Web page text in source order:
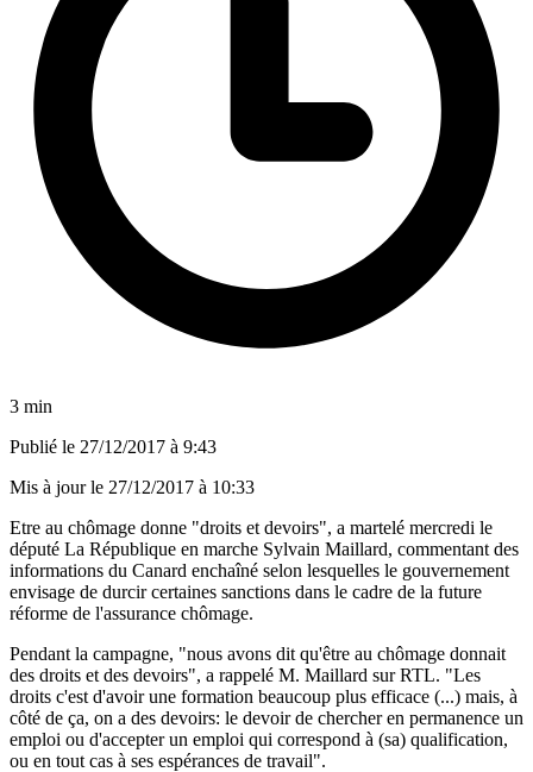
3 min
Publié le 27/12/2017 à 9:43
Mis à jour le 27/12/2017 à 10:33
Etre au chômage donne "droits et devoirs", a martelé mercredi le
député La République en marche Sylvain Maillard, commentant des
informations du Canard enchaîné selon lesquelles le gouvernement
envisage de durcir certaines sanctions dans le cadre de la future
réforme de l'assurance chômage.
Pendant la campagne, "nous avons dit qu'être au chômage donnait
des droits et des devoirs", a rappelé M. Maillard sur RTL. "Les
droits c'est d'avoir une formation beaucoup plus efficace (...) mais, à
côté de ça, on a des devoirs: le devoir de chercher en permanence un
emploi ou d'accepter un emploi qui correspond à (sa) qualification,
ou en tout cas à ses espérances de travail".